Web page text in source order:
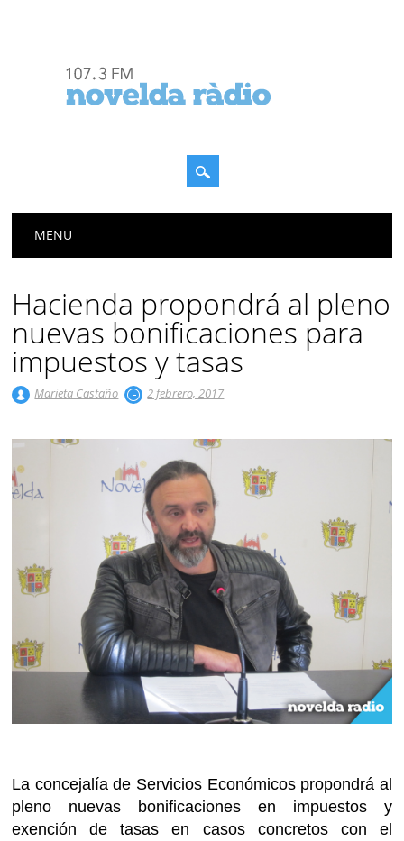
Menú principal
MENU
Hacienda propondrá al pleno
nuevas bonificaciones para
impuestos y tasas
Marieta Castaño 2 febrero, 2017
La concejalía de Servicios Económicos propondrá al
pleno nuevas bonificaciones en impuestos y
exención de tasas en casos concretos con el